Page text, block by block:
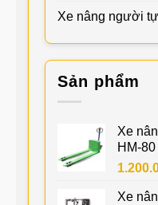
Xe nâng người
Sản phẩm
Xe
HM-80
Xe